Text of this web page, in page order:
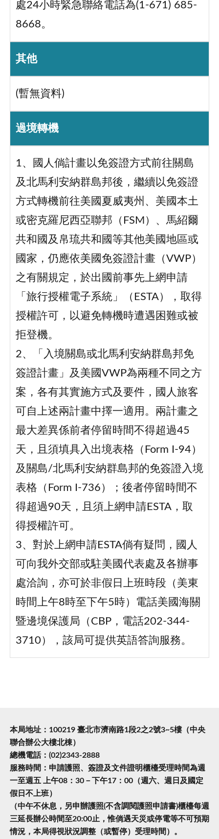
處24小時緊急聯絡電話為(1-671) 685-
8668。
其他
(暫無資料)
過境轉機
1、國人倘計畫以免簽證方式前往關島
及北馬利安納群島邦後，繼續以免簽證
方式轉機前往美國夏威夷州、美國本土
或密克羅尼西亞聯邦（FSM）、馬紹爾
共和國及帛琉共和國等其他美國地區或
國家，仍應依美國免簽證計畫（VWP）
之有關規定，於出國前事先上網申請
「旅行授權電子系統」（ESTA），取得
授權許可，以避免轉機時遭遇困難或被
拒登機。
2、「入境關島或北馬利安納群島邦免
簽證計畫」及美國VWP為兩種不同之方
案，各有其實施方式及要件，國人旅客
可自上述兩計畫中擇一適用。兩計畫之
最大差異係前者停留時間不得超過45
天，且須填具入出境表格（Form I-94）
及關島/北馬利安納群島邦的免簽證入境
表格（Form I-736）；後者停留時間不
得超過90天，且須上網申請ESTA，取
得授權許可。
3、對於上網申請ESTA倘有疑問，國人
可向我外交部或駐美國代表處及各辦事
處洽詢，亦可於非假日上班時段（美東
時間上午8時至下午5時）電話美國海關
暨邊境保護局（CBP，電話202-344-
3710），該局可提供英語答詢服務。
本局地址：100219 臺北市濟南路1段2之2號3~5樓（中央
聯合辦公大樓北棟）
總機電話：(02)2343-2888
服務時間：申請護照、簽證及文件證明櫃檯受理時間為週
一至週五 上午08：30－下午17：00（週六、週日及國定
假日不上班）
（中午不休息，另申辦護照(不含調閱護照申請書)櫃檯每週
三延長辦公時間至20:00止，惟倘遇天災或停電等不可預期
情況，本局得視狀況調整（或暫停）受理時間）。